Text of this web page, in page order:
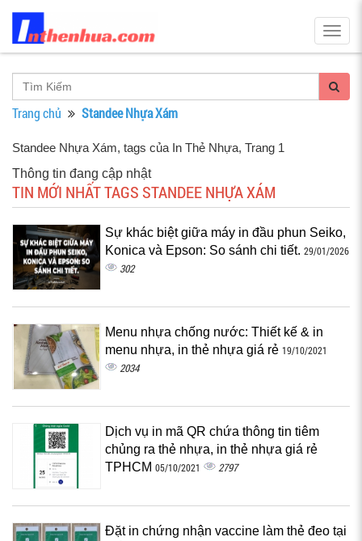
Trang chủ Standee Nhựa Xám
Standee Nhựa Xám, tags của In Thẻ Nhựa, Trang 1
Thông tin đang cập nhật
TIN MỚI NHẤT TAGS STANDEE NHỰA XÁM
Sự khác biệt giữa máy in đầu phun Seiko,
Konica và Epson: So sánh chi tiết. 29/01/2026
302
Menu nhựa chống nước: Thiết kế & in
menu nhựa, in thẻ nhựa giá rẻ 19/10/2021
2034
Dịch vụ in mã QR chứa thông tin tiêm
chủng ra thẻ nhựa, in thẻ nhựa giá rẻ
TPHCM 05/10/2021 2797
Đặt in chứng nhận vaccine làm thẻ đeo tại